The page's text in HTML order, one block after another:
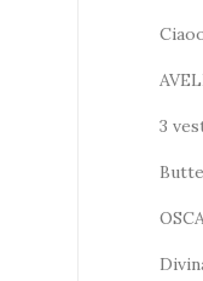
3